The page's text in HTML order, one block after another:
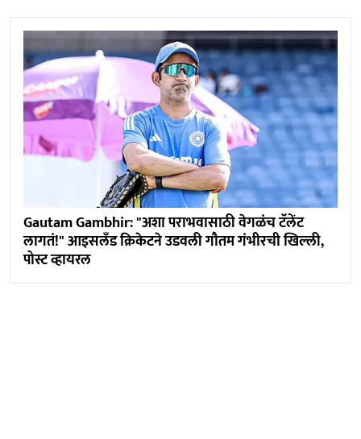
Gautam Gambhir: "अशा पराभवासाठी वेगळंच टॅलेंट
लागतं!" आइसलँड क्रिकेटने उडवली गौतम गंभीरची खिल्ली,
पोस्ट व्हायरल